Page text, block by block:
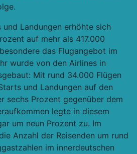
Landungen erhöhte sich
auf mehr als 417.000
das Flugangebot im
wurde von den Airlines in
Mit rund 34.000 Flügen
und Landungen auf den
sechs Prozent gegenüber dem
legte in diesem
um neun Prozent zu. Im
Anzahl der Reisenden um rund
im innerdeutschen